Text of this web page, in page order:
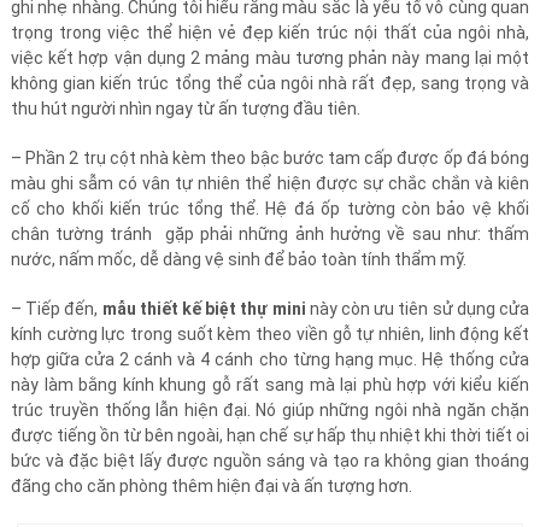
ghi nhẹ nhàng. Chúng tôi hiểu rằng màu sắc là yếu tố vô cùng quan
trọng trong việc thể hiện vẻ đẹp kiến trúc nội thất của ngôi nhà,
việc kết hợp vận dụng 2 mảng màu tương phản này mang lại một
không gian kiến trúc tổng thể của ngôi nhà rất đẹp, sang trọng và
thu hút người nhìn ngay từ ấn tượng đầu tiên.
– Phần 2 trụ cột nhà kèm theo bậc bước tam cấp được ốp đá bóng
màu ghi sẫm có vân tự nhiên thể hiện được sự chắc chắn và kiên
cố cho khối kiến trúc tổng thể. Hệ đá ốp tường còn bảo vệ khối
chân tường tránh gặp phải những ảnh hưởng về sau như: thấm
nước, nấm mốc, dễ dàng vệ sinh để bảo toàn tính thẩm mỹ.
– Tiếp đến, mẫu thiết kế biệt thự mini này còn ưu tiên sử dụng cửa
kính cường lực trong suốt kèm theo viền gỗ tự nhiên, linh động kết
hợp giữa cửa 2 cánh và 4 cánh cho từng hạng mục. Hệ thống cửa
này làm bằng kính khung gỗ rất sang mà lại phù hợp với kiểu kiến
trúc truyền thống lẫn hiện đại. Nó giúp những ngôi nhà ngăn chặn
được tiếng ồn từ bên ngoài, hạn chế sự hấp thụ nhiệt khi thời tiết oi
bức và đặc biệt lấy được nguồn sáng và tạo ra không gian thoáng
đãng cho căn phòng thêm hiện đại và ấn tượng hơn.